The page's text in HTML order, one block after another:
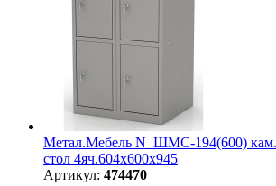
Метал.Мебель N_ШМС-194(600) кам.
стол 4яч.604х600х945
Артикул: 474470